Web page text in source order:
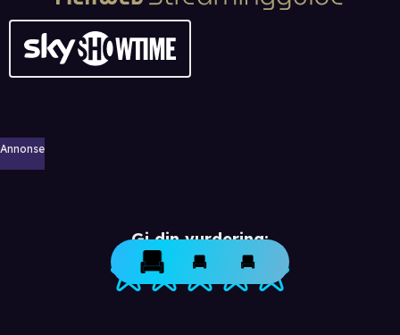
Annonse
Gi din vurdering: